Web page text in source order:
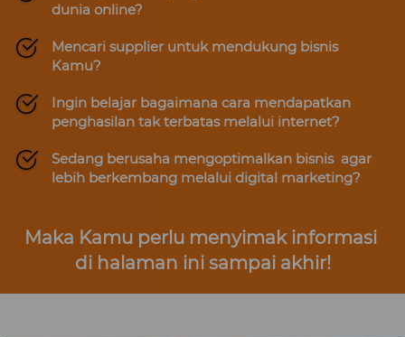
dunia online?
Mencari supplier untuk mendukung bisnis
Kamu?
Ingin belajar bagaimana cara mendapatkan
penghasilan tak terbatas melalui internet?
Sedang berusaha mengoptimalkan bisnis  agar
lebih berkembang melalui digital marketing?
Maka Kamu perlu menyimak informasi
di halaman ini sampai akhir!